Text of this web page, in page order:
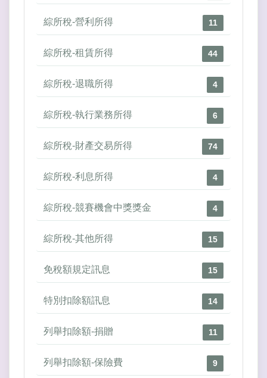
綜所稅-營利所得 11
綜所稅-租賃所得 44
綜所稅-退職所得 4
綜所稅-執行業務所得 6
綜所稅-財產交易所得 74
綜所稅-利息所得 4
綜所稅-競賽機會中獎獎金 4
綜所稅-其他所得 15
免稅額規定訊息 15
特別扣除額訊息 14
列舉扣除額-捐贈 11
列舉扣除額-保險費 9